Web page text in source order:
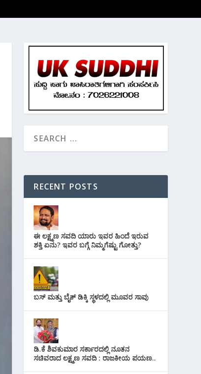
RECENT POSTS
ಈ ಲಕ್ಷ್ಮಣ ಸವದಿ ಯಾರು ಇವರ ಹಿಂದೆ ಇರುವ
ಶಕ್ತಿ ಏನು? ಇವರ ಬಗ್ಗೆ ನಿಮ್ಮಗೆಷ್ಟು ಗೋತ್ತು?
ಬಸ್ ಮತ್ತು ಬೈಕ್ ಡಿಕ್ಕಿ ಸ್ಥಳದಲ್ಲಿ ಮೂವರ ಸಾವು
ಡಿ.ಕೆ ಶಿವಕುಮಾರ ಸರ್ಕಾರದಲ್ಲಿ ನೂತನ
ಸಚಿವರಾದ ಲಕ್ಷ್ಮಣ ಸವದಿ : ರಾಜಕೀಯ ಪಯಣ..